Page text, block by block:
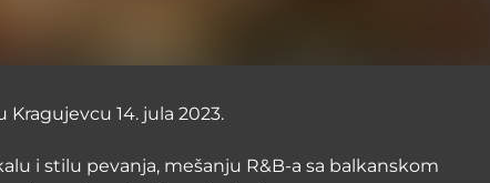
14. jula 2023.
i stilu pevanja, mešanju R&B-a sa balkanskom